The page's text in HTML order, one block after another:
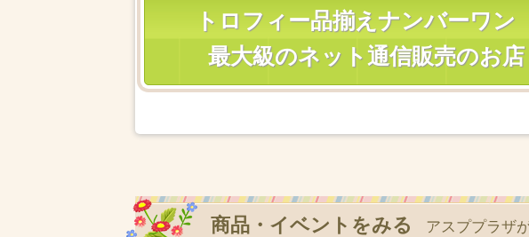
トロフィー品揃えナンバーワ
最大級のネット通信販売のお
商品・イベントをみる アスププラザ